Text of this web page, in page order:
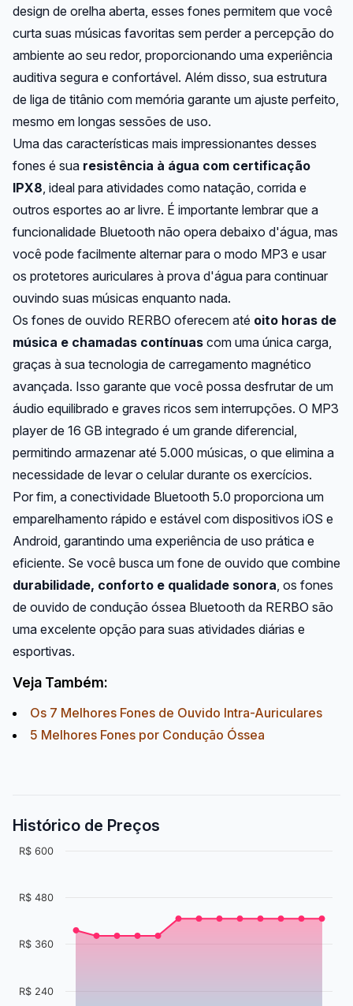
design de orelha aberta, esses fones permitem que você
curta suas músicas favoritas sem perder a percepção do
ambiente ao seu redor, proporcionando uma experiência
auditiva segura e confortável. Além disso, sua estrutura
de liga de titânio com memória garante um ajuste perfeito,
mesmo em longas sessões de uso.
Uma das características mais impressionantes desses
fones é sua resistência à água com certificação
IPX8, ideal para atividades como natação, corrida e
outros esportes ao ar livre. É importante lembrar que a
funcionalidade Bluetooth não opera debaixo d'água, mas
você pode facilmente alternar para o modo MP3 e usar
os protetores auriculares à prova d'água para continuar
ouvindo suas músicas enquanto nada.
Os fones de ouvido RERBO oferecem até oito horas de
música e chamadas contínuas com uma única carga,
graças à sua tecnologia de carregamento magnético
avançada. Isso garante que você possa desfrutar de um
áudio equilibrado e graves ricos sem interrupções. O MP3
player de 16 GB integrado é um grande diferencial,
permitindo armazenar até 5.000 músicas, o que elimina a
necessidade de levar o celular durante os exercícios.
Por fim, a conectividade Bluetooth 5.0 proporciona um
emparelhamento rápido e estável com dispositivos iOS e
Android, garantindo uma experiência de uso prática e
eficiente. Se você busca um fone de ouvido que combine
durabilidade, conforto e qualidade sonora, os fones
de ouvido de condução óssea Bluetooth da RERBO são
uma excelente opção para suas atividades diárias e
esportivas.
Veja Também:
Os 7 Melhores Fones de Ouvido Intra-Auriculares
5 Melhores Fones por Condução Óssea
Histórico de Preços
R$ 240
R$ 360
R$ 480
R$ 600